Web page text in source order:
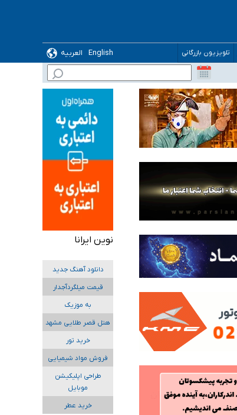
تلویزیون بازرگانی English
العربیه
نوین ایرانا
دانلود آهنگ جدید
قیمت میلگردآجدار
به موزیک
هتل قصر طلایی مشهد
خرید تور
فروش مواد شیمیایی
طراحی اپلیکیشن
موبایل
خرید عطر